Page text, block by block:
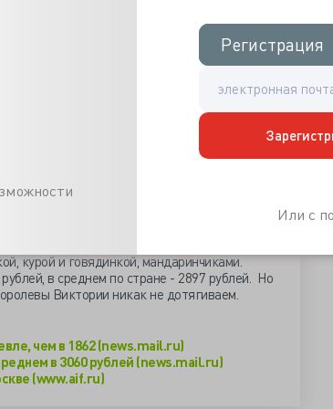
Регистрация
Регистрация
Или с
в июле-2011 составляла почти 1400 рублей,
виноград, зубная щетка – минимум
Но мы можем себе позволить на
замороженные бескостные свинину и
мороженый минтай без головы,
куриных яиц.
– новогодний, и сервировали его
курой и говядинкой, мандаринчиками.
в среднем по стране - 2897 рублей. Но
Виктории никак не дотягиваем.
чем в 1862 (news.mail.ru)
в 3060 рублей (news.mail.ru)
(www.aif.ru)